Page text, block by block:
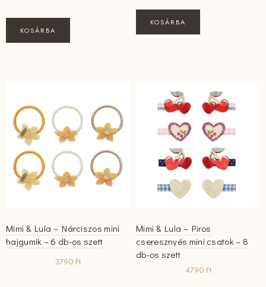
KOSÁRBA
KOSÁRBA
Mimi & Lula – Nárciszos mini
hajgumik – 6 db-os szett
3790 Ft
Mimi & Lula – Piros
cseresznyés mini csatok – 8
db-os szett
4790 Ft